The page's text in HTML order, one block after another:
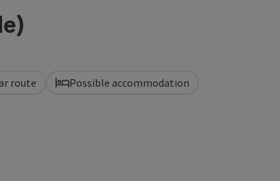
route Possible accommodation